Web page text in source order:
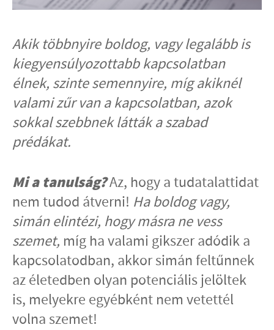
Akik többnyire boldog, vagy legalább is
kiegyensúlyozottabb kapcsolatban
élnek, szinte semennyire, míg akiknél
valami zűr van a kapcsolatban, azok
sokkal szebbnek látták a szabad
prédákat.
Mi a tanulság?Az, hogy a tudatalattidat
nem tudod átverni! Ha boldog vagy,
simán elintézi, hogy másra ne vess
szemet, míg ha valami gikszer adódik a
kapcsolatodban, akkor simán feltűnnek
az életedben olyan potenciális jelöltek
is, melyekre egyébként nem vetettél
volna szemet!